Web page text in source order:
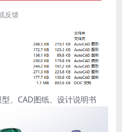
反馈
、CAD图纸、设计说明书